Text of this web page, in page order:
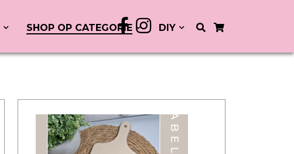
SHOP OP CATEGORIE DIY